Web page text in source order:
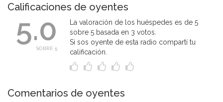
Calificaciones de oyentes
5.0
SOBRE 5
La valoración de los huéspedes es de 5
sobre 5 basada en 3 votos.
Si sos oyente de esta radio compartí tu
calificación.
Comentarios de oyentes